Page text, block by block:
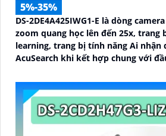
5%-35%
DS-2DE4A425IWG1-E là dòng
zoom quang học lên đến 25x, trang
learning, trang bị tính năng Ai nhận
AcuSearch khi kết hợp chung với